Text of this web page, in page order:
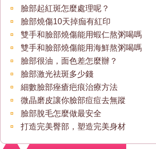
臉部起紅斑怎麼處理呢？
臉部燒傷10天掉痂有紅印
雙手和臉部燒傷能用蝦仁熬粥喝嗎
雙手和臉部燒傷能用海鮮熬粥喝嗎
臉部很油，面色差怎麼辦？
臉部激光祛斑多少錢
細數臉部痤瘡疤痕治療方法
微晶磨皮讓你臉部痘痘去無蹤
臉部脫毛怎麼做最安全
打造完美臀部，塑造完美身材